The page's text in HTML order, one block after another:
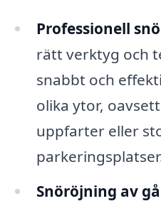
Professionell
rätt verktyg och
snabbt och
olika ytor,
uppfarter eller
Snöröjning av